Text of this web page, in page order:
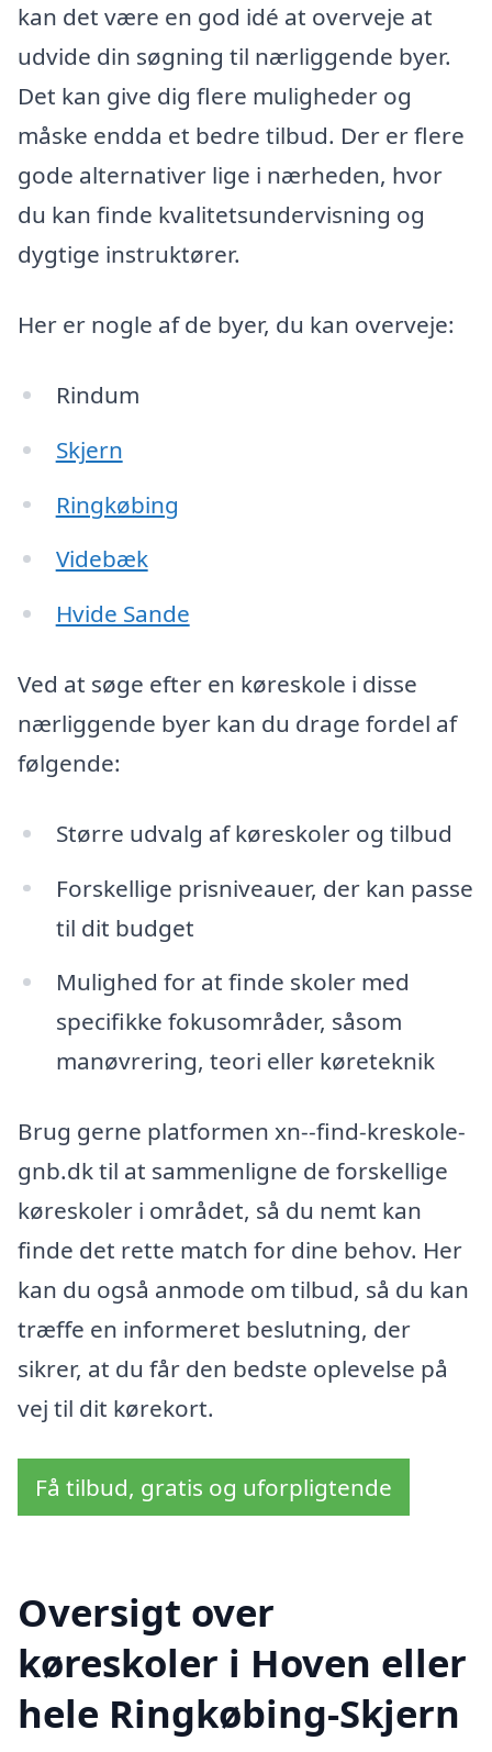
kan det være en god idé at overveje at
udvide din søgning til nærliggende byer.
Det kan give dig flere muligheder og
måske endda et bedre tilbud. Der er flere
gode alternativer lige i nærheden, hvor
du kan finde kvalitetsundervisning og
dygtige instruktører.
Her er nogle af de byer, du kan overveje:
Rindum
Skjern
Ringkøbing
Videbæk
Hvide Sande
Ved at søge efter en køreskole i disse
nærliggende byer kan du drage fordel af
følgende:
Større udvalg af køreskoler og tilbud
Forskellige prisniveauer, der kan passe
til dit budget
Mulighed for at finde skoler med
specifikke fokusområder, såsom
manøvrering, teori eller køreteknik
Brug gerne platformen xn--find-kreskole-
gnb.dk til at sammenligne de forskellige
køreskoler i området, så du nemt kan
finde det rette match for dine behov. Her
kan du også anmode om tilbud, så du kan
træffe en informeret beslutning, der
sikrer, at du får den bedste oplevelse på
vej til dit kørekort.
Få tilbud, gratis og uforpligtende
Oversigt over
køreskoler i Hoven eller
hele Ringkøbing-Skjern